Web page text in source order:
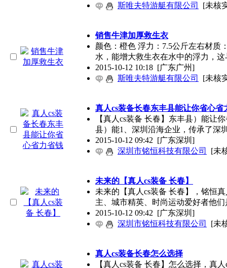
斯唯夫特游艇有限公司
[未核
销售牛津加厚救生衣
颜色：橙色 浮力：7.5公斤左右材质
水，能增大救生衣在水中的浮力，这
2015-10-12 10:18 [广东广州]
斯唯夫特游艇有限公司
[未核
真人cs装备长春东丰县能让你省心省
【真人cs装备 长春】东丰县）能
县）能1、深圳沿海企业，传承了深
2015-10-12 09:42 [广东深圳]
深圳市铭恒科技有限公司
[未
未来的【真人cs装备 长春】
未来的【真人cs装备 长春】，铭恒
主、城市精英、时尚运动爱好者他们
2015-10-12 09:42 [广东深圳]
深圳市铭恒科技有限公司
[未
真人cs装备长春怎么选择
【真人cs装备 长春】怎么选择，真